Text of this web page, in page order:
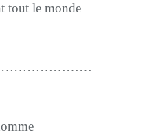
tout le monde